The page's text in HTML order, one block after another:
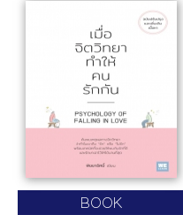
BOOK